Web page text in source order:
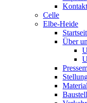
Kontakt
Celle
Elbe-Heide
Über